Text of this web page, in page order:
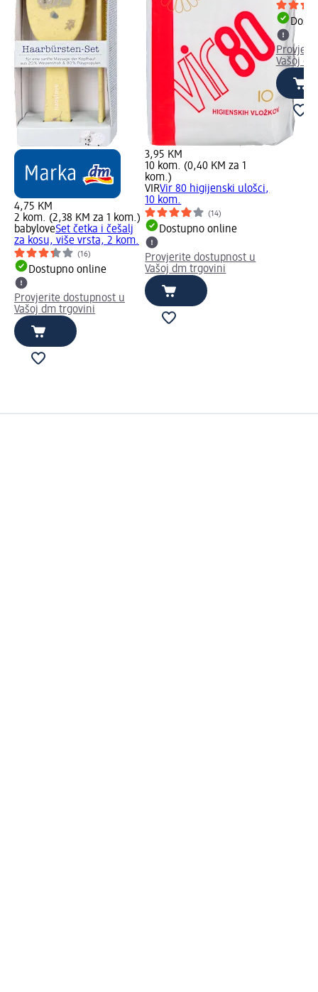
4,75 KM
2 kom. (2,38 KM za 1 kom.)
babyloveSet četka i češalj
za kosu, više vrsta, 2 kom.
(16)
Dostupno online
Provjerite dostupnost u
Vašoj dm trgovini
3,95 KM
10 kom. (0,40 KM za 1
kom.)
VIRVir 80 higijenski ulošci,
10 kom.
(14)
Dostupno online
Provjerite dostupnost u
Vašoj dm trgovini
Vašoj